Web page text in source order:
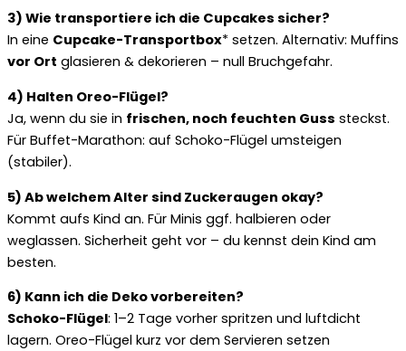
3) Wie transportiere ich die Cupcakes sicher?
In eine Cupcake-Transportbox* setzen. Alternativ: Muffins
vor Ort glasieren & dekorieren – null Bruchgefahr.
4) Halten Oreo-Flügel?
Ja, wenn du sie in frischen, noch feuchten Guss steckst.
Für Buffet-Marathon: auf Schoko-Flügel umsteigen
(stabiler).
5) Ab welchem Alter sind Zuckeraugen okay?
Kommt aufs Kind an. Für Minis ggf. halbieren oder
weglassen. Sicherheit geht vor – du kennst dein Kind am
besten.
6) Kann ich die Deko vorbereiten?
Schoko-Flügel: 1–2 Tage vorher spritzen und luftdicht
lagern. Oreo-Flügel kurz vor dem Servieren setzen